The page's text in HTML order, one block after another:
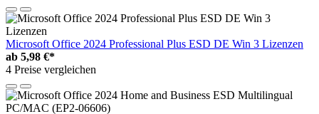
Microsoft Office 2024 Professional Plus ESD DE Win 3 Lizenzen
ab 5,98 €*
4 Preise vergleichen